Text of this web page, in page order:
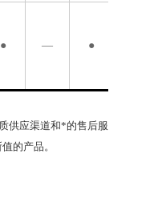
● — ●
供应渠道和*的售后服
的产品。